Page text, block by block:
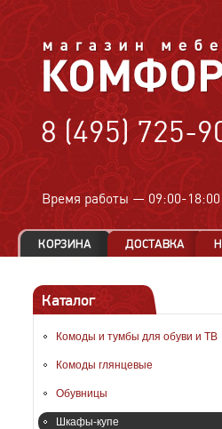
8 (495) 725-
Время работы — 09:00-
Каталог
Комоды и тумбы для обуви и ТВ
Комоды глянцевые
Обувницы
Шкафы-купе